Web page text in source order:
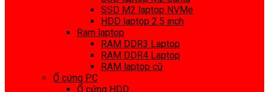
SSD M2 laptop NVMe
HDD laptop 2.5 inch
Ram laptop
RAM DDR3 Laptop
RAM DDR4 Laptop
RAM laptop cũ
Ổ cứng PC
Ổ cứng HDD